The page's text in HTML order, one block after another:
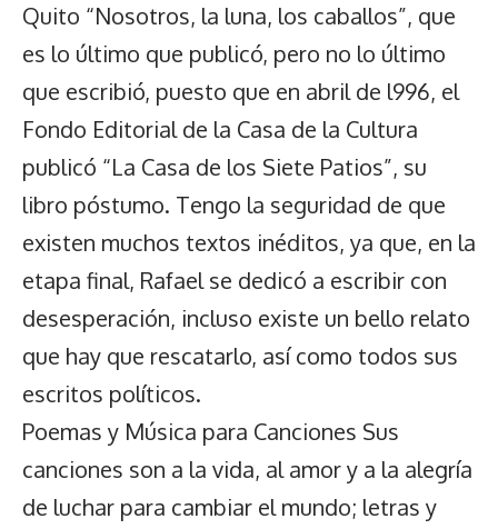
Quito “Nosotros, la luna, los caballos”, que
es lo último que publicó, pero no lo último
que escribió, puesto que en abril de l996, el
Fondo Editorial de la Casa de la Cultura
publicó “La Casa de los Siete Patios”, su
libro póstumo. Tengo la seguridad de que
existen muchos textos inéditos, ya que, en la
etapa final, Rafael se dedicó a escribir con
desesperación, incluso existe un bello relato
que hay que rescatarlo, así como todos sus
escritos políticos.
Poemas y Música para Canciones Sus
canciones son a la vida, al amor y a la alegría
de luchar para cambiar el mundo; letras y